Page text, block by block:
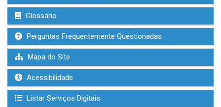
Glossário
Perguntas Frequentemente Questionadas
Mapa do Site
Acessibilidade
Listar Serviços Digitais